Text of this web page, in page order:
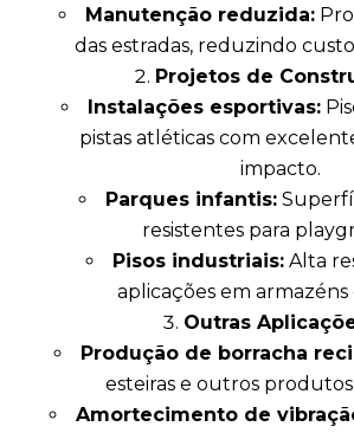
Manutenção reduzida:
das estradas, reduzindo
Projetos de
Instalações esportivas:
pistas atléticas com
impacto.
Parques infantis:
resistentes para
Pisos industriais:Alta
aplicações em armazéns
Outras
Produção de borracha
esteiras e outros
Amortecimento de